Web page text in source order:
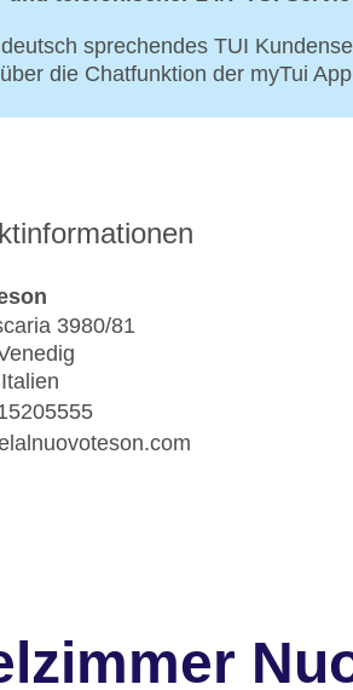
sprechendes TUI
die Chatfunktion der myTui
3980/81